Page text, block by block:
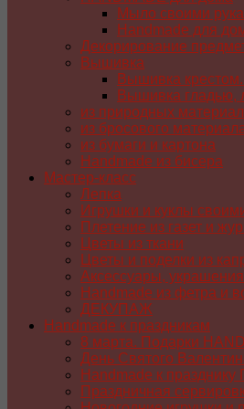
Мыло своими
Handmade для
Декорирование
Вышивка
Вышивка
Вышивка гладью,
из природных
из бросового
из бумаги и картона
Handmade из бисера
Мастер-класс
Лепка
Игрушки и куклы
Плетение из газет и
Цветы из ткани
Цветы и поделки из
Аксессуары,
Handmade из фетра и
ДЕКУПАЖ
Handmade к праздникам
8 марта. Подарки
День Святого
Handmade к
Праздничная